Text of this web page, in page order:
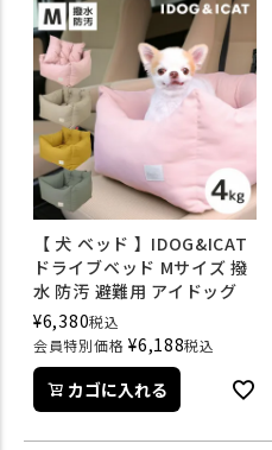
【 犬 ベッド 】IDOG&ICAT
ドライブベッド Mサイズ 撥
水 防汚 避難用 アイドッグ
¥6,380税込
会員特別価格 ¥6,188税込
カゴに入れる